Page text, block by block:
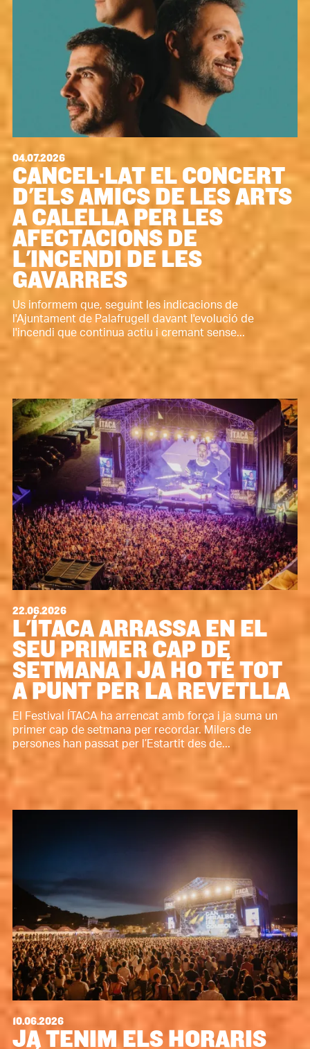
04.07.2026
CANCEL·LAT EL CONCERT
D'ELS AMICS DE LES ARTS
A CALELLA PER LES
AFECTACIONS DE
L'INCENDI DE LES
GAVARRES
Us informem que, seguint les indicacions de
l'Ajuntament de Palafrugell davant l'evolució de
l'incendi que continua actiu i cremant sense...
22.06.2026
L'ÍTACA ARRASSA EN EL
SEU PRIMER CAP DE
SETMANA I JA HO TÉ TOT
A PUNT PER LA REVETLLA
El Festival ÍTACA ha arrencat amb força i ja suma un
primer cap de setmana per recordar. Milers de
persones han passat per l’Estartit des de...
10.06.2026
JA TENIM ELS HORARIS